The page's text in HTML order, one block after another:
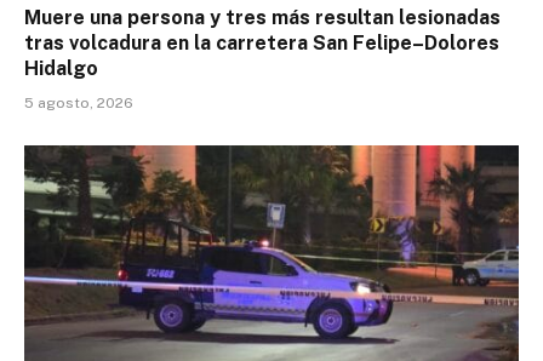
Muere una persona y tres más resultan lesionadas
tras volcadura en la carretera San Felipe–Dolores
Hidalgo
5 agosto, 2026